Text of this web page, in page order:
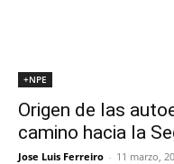
+NPE
Origen de las
camino hacia la
Jose Luis Ferreiro - 11 marzo,